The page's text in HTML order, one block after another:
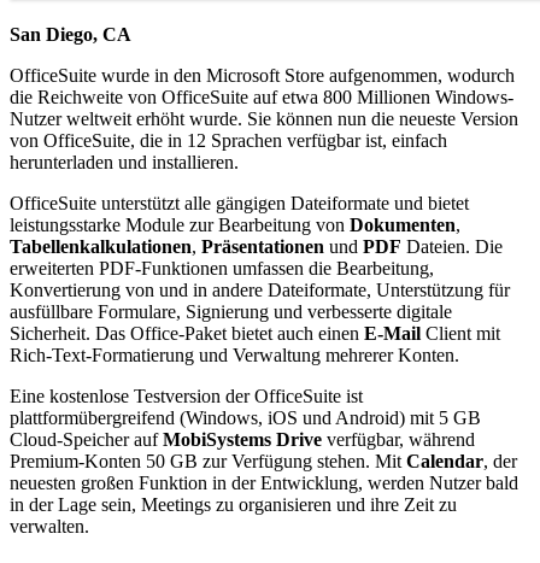
San Diego, CA
OfficeSuite wurde in den Microsoft Store aufgenommen, wodurch
die Reichweite von OfficeSuite auf etwa 800 Millionen Windows-
Nutzer weltweit erhöht wurde. Sie können nun die neueste Version
von OfficeSuite, die in 12 Sprachen verfügbar ist, einfach
herunterladen und installieren.
OfficeSuite unterstützt alle gängigen Dateiformate und bietet
leistungsstarke Module zur Bearbeitung von Dokumenten,
Tabellenkalkulationen, Präsentationen und PDF Dateien. Die
erweiterten PDF-Funktionen umfassen die Bearbeitung,
Konvertierung von und in andere Dateiformate, Unterstützung für
ausfüllbare Formulare, Signierung und verbesserte digitale
Sicherheit. Das Office-Paket bietet auch einen E-Mail Client mit
Rich-Text-Formatierung und Verwaltung mehrerer Konten.
Eine kostenlose Testversion der OfficeSuite ist
plattformübergreifend (Windows, iOS und Android) mit 5 GB
Cloud-Speicher aufMobiSystems Drive verfügbar, während
Premium-Konten 50 GB zur Verfügung stehen. Mit Calendar, der
neuesten großen Funktion in der Entwicklung, werden Nutzer bald
in der Lage sein, Meetings zu organisieren und ihre Zeit zu
verwalten.